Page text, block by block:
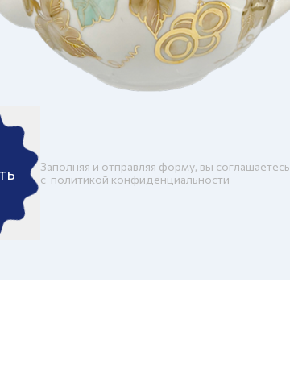
Заполняя и отправляя форму, вы соглашаетесь
c политикой конфиденциальности